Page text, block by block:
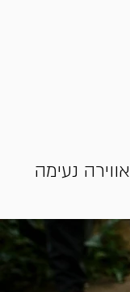
נעימה